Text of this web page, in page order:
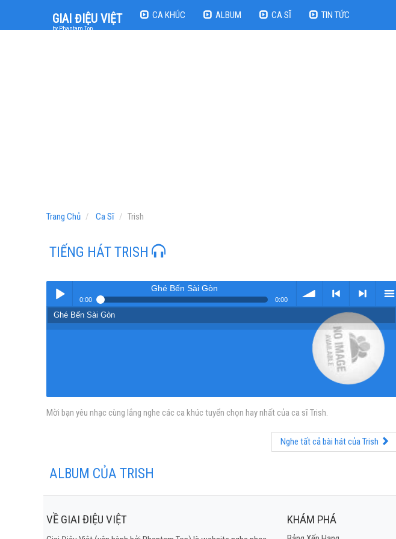
GIAI ĐIỆU VIỆT
by Phantam Top
CA KHÚC ALBUM CA SĨ TIN TỨC
Trang Chủ Ca Sĩ Trish
TIẾNG HÁT TRISH
Play /
pause
Ghé Bến Sài Gòn
0:00 0:00
volume<
previous
> nextmenu
Ghé Bến Sài Gòn
Mời bạn yêu nhạc cùng lắng nghe các ca khúc tuyển chọn hay nhất của ca sĩ Trish.
Nghe tất cả bài hát của Trish
ALBUM CỦA TRISH
VỀ GIAI ĐIỆU VIỆT KHÁM PHÁ